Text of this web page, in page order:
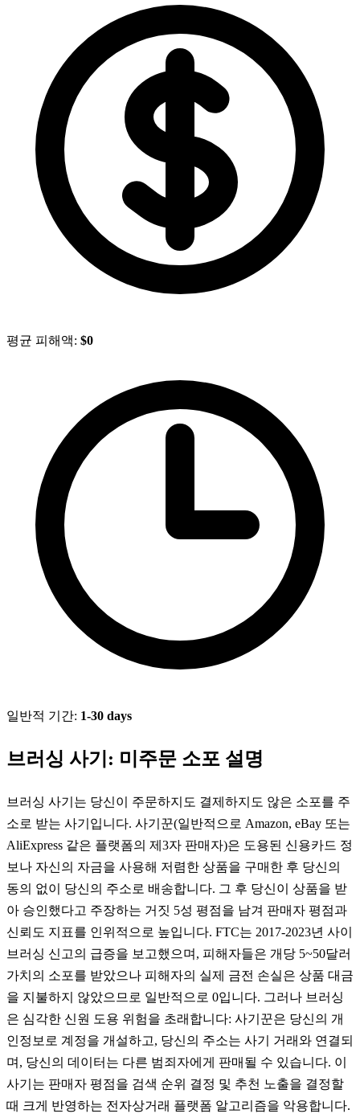
평균 피해액: $0
일반적 기간: 1-30 days
브러싱 사기: 미주문 소포 설명
브러싱 사기는 당신이 주문하지도 결제하지도 않은 소포를 주
소로 받는 사기입니다. 사기꾼(일반적으로 Amazon, eBay 또는
AliExpress 같은 플랫폼의 제3자 판매자)은 도용된 신용카드 정
보나 자신의 자금을 사용해 저렴한 상품을 구매한 후 당신의
동의 없이 당신의 주소로 배송합니다. 그 후 당신이 상품을 받
아 승인했다고 주장하는 거짓 5성 평점을 남겨 판매자 평점과
신뢰도 지표를 인위적으로 높입니다. FTC는 2017-2023년 사이
브러싱 신고의 급증을 보고했으며, 피해자들은 개당 5~50달러
가치의 소포를 받았으나 피해자의 실제 금전 손실은 상품 대금
을 지불하지 않았으므로 일반적으로 0입니다. 그러나 브러싱
은 심각한 신원 도용 위험을 초래합니다: 사기꾼은 당신의 개
인정보로 계정을 개설하고, 당신의 주소는 사기 거래와 연결되
며, 당신의 데이터는 다른 범죄자에게 판매될 수 있습니다. 이
사기는 판매자 평점을 검색 순위 결정 및 추천 노출을 결정할
때 크게 반영하는 전자상거래 플랫폼 알고리즘을 악용합니다.